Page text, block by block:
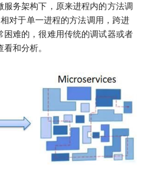
务架构下，原来进程内的方法调
对于单一进程的方法调用，跨进
难的，很难用传统的调试器或者
和分析。